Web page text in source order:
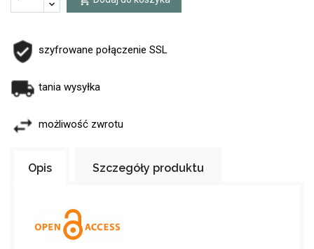
szyfrowane połączenie SSL
tania wysyłka
możliwość zwrotu
Opis Szczegóły produktu